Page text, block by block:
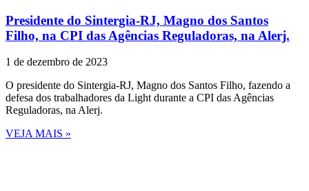
Presidente do Sintergia-RJ, Magno dos Santos
Filho, na CPI das Agências Reguladoras, na Alerj.
1 de dezembro de 2023
O presidente do Sintergia-RJ, Magno dos Santos Filho, fazendo a
defesa dos trabalhadores da Light durante a CPI das Agências
Reguladoras, na Alerj.
VEJA MAIS »